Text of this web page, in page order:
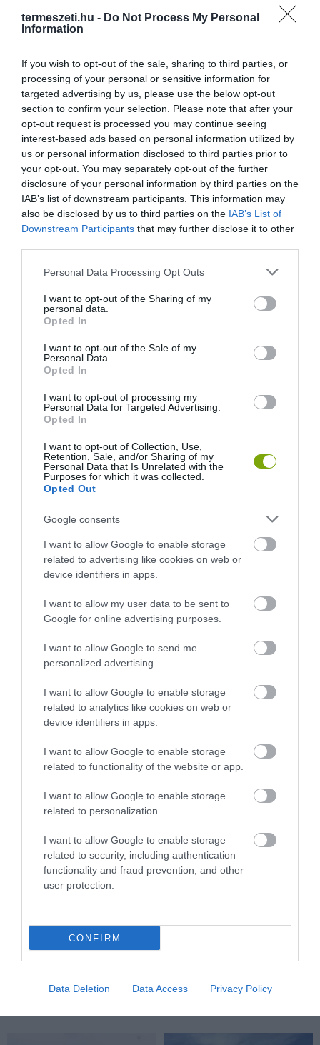
termeszeti.hu - Do Not Process My Personal
Information
If you wish to opt-out of the sale, sharing to third parties, or
processing of your personal or sensitive information for
targeted advertising by us, please use the below opt-out
section to confirm your selection. Please note that after your
opt-out request is processed you may continue seeing
interest-based ads based on personal information utilized by
us or personal information disclosed to third parties prior to
your opt-out. You may separately opt-out of the further
disclosure of your personal information by third parties on the
IAB’s list of downstream participants. This information may
also be disclosed by us to third parties on the IAB’s List of
Downstream Participants that may further disclose it to other
Please note that this website/app uses one or more Google
not limited to your visit or usage behaviour. You may click to
grant or deny consent to Google and its third-party tags to
use your data for below specified purposes in below Google
consent section.
Personal Data Processing Opt Outs
I want to opt-out of the Sharing of my
personal data.
Opted In
I want to opt-out of the Sale of my
Personal Data.
Opted In
I want to opt-out of processing my
Personal Data for Targeted Advertising.
Opted In
I want to opt-out of Collection, Use,
Retention, Sale, and/or Sharing of my
Personal Data that Is Unrelated with the
Purposes for which it was collected.
Opted Out
Google consents
I want to allow Google to enable storage
related to advertising like cookies on web or
device identifiers in apps.
I want to allow my user data to be sent to
Google for online advertising purposes.
I want to allow Google to send me
personalized advertising.
I want to allow Google to enable storage
related to analytics like cookies on web or
device identifiers in apps.
I want to allow Google to enable storage
related to functionality of the website or app.
I want to allow Google to enable storage
related to personalization.
I want to allow Google to enable storage
related to security, including authentication
functionality and fraud prevention, and other
user protection.
CONFIRM
Data Deletion Data Access Privacy Policy
ELŐZŐ CIKK
RÓZSASZÍN RÉPA, LILA KARFIOL: 13 MEGLEPŐ SZÍNŰ NÖVÉNY
KÖVETKEZŐ CIKK
MARADJ LE!
HASONLÓ ÉRDEKESSÉGEK
KIRÁNDULÁS A
PANNONHALMI
ARBORÉTUMBA
KIRÁNDULÁS PANNONHALMA
KÖRNYÉKÉN: TERMÉSZET,
KIRÁNDULÁS A
PANNONHALMI
ILLATMÚZEUMBA
2026-08-04